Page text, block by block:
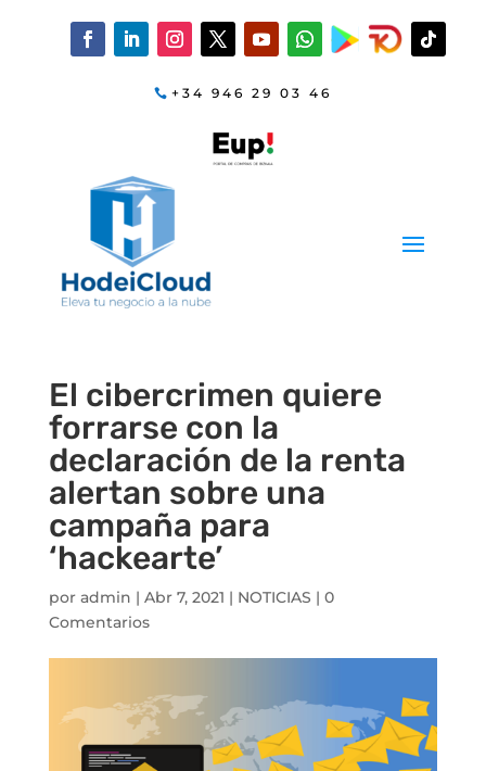
+34 946 29 03 46
El cibercrimen quiere
forrarse con la
declaración de la renta
alertan sobre una
campaña para
‘hackearte’
por admin | Abr 7, 2021 | NOTICIAS | 0
Comentarios